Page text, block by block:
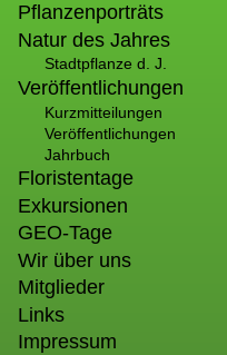
Pflanzenporträts
Natur des Jahres
Stadtpflanze d. J.
Veröffentlichungen
Kurzmitteilungen
Veröffentlichungen
Jahrbuch
Floristentage
Exkursionen
GEO-Tage
Wir über uns
Mitglieder
Links
Impressum